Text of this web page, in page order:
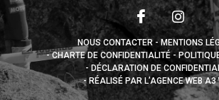
NOUS CONTACTER
MENTIONS
CHARTE DE CONFIDENTIALITÉ
DÉCLARATION DE
RÉALISÉ PAR L’AGENCE WEB A3